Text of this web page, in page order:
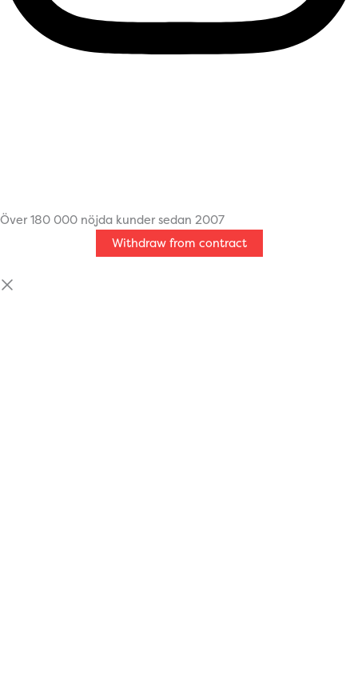
Över 180 000 nöjda kunder sedan 2007
Withdraw from contract